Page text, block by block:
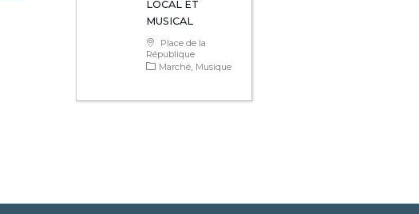
LOCAL ET
MUSICAL
Place de la
République
Marché Musique